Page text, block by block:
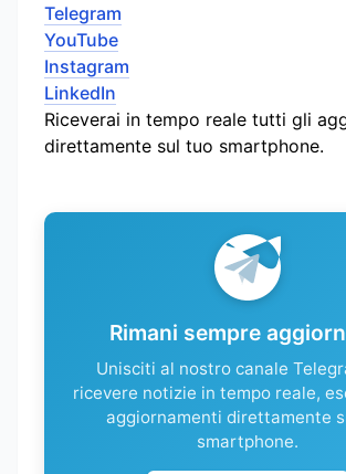
Telegram
YouTube
Instagram
LinkedIn
Riceverai in tempo reale tutti gli
direttamente sul tuo smartphone.
Rimani sempre
Unisciti al nostro canale
ricevere notizie in tempo reale,
aggiornamenti direttamente
smartphone.